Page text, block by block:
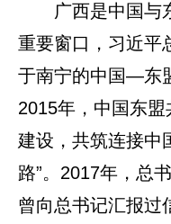
广西是中国与
重要窗口，习近平
于南宁的中国—东
2015年，中国东
建设，共筑连接中
路”。2017年，总
曾向总书记汇报过